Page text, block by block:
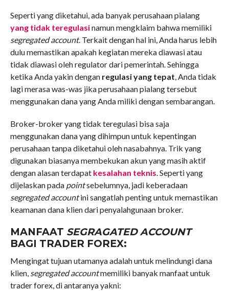
Seperti yang diketahui, ada banyak perusahaan pialang
yang tidak teregulasinamun mengklaim bahwa memiliki
segregated account. Terkait dengan hal ini, Anda harus lebih
dulu memastikan apakah kegiatan mereka diawasi atau
tidak diawasi oleh regulator dari pemerintah. Sehingga
ketika Anda yakin dengan regulasi yang tepat, Anda tidak
lagi merasa was-was jika perusahaan pialang tersebut
menggunakan dana yang Anda miliki dengan sembarangan.
Broker-broker yang tidak teregulasi bisa saja
menggunakan dana yang dihimpun untuk kepentingan
perusahaan tanpa diketahui oleh nasabahnya. Trik yang
digunakan biasanya membekukan akun yang masih aktif
dengan alasan terdapat kesalahan teknis. Seperti yang
dijelaskan pada pointsebelumnya, jadi keberadaan
segregated accountini sangatlah penting untuk memastikan
keamanan dana klien dari penyalahgunaan broker.
MANFAAT SEGRAGATED ACCOUNT
BAGI TRADER FOREX:
Mengingat tujuan utamanya adalah untuk melindungi dana
klien, segregated accountmemiliki banyak manfaat untuk
trader forex, di antaranya yakni: